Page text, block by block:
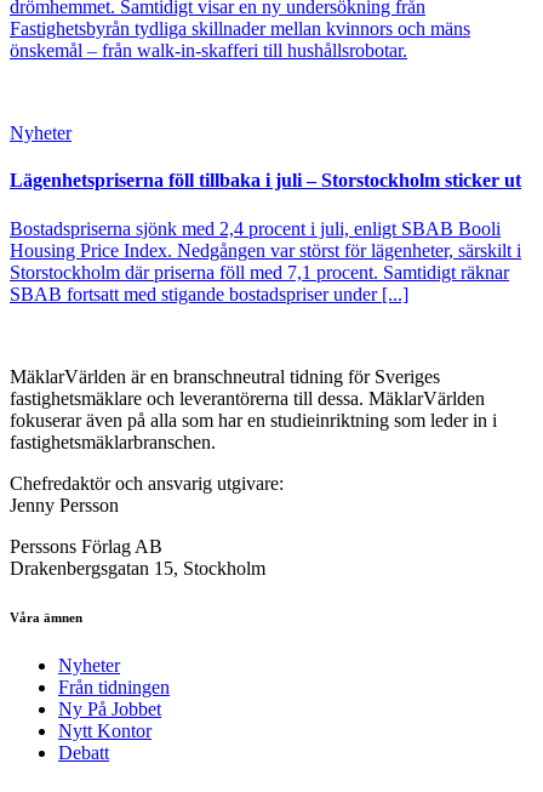
drömhemmet. Samtidigt visar en ny undersökning från
Fastighetsbyrån tydliga skillnader mellan kvinnors och mäns
önskemål – från walk-in-skafferi till hushållsrobotar.
Nyheter
Lägenhetspriserna föll tillbaka i juli – Storstockholm sticker ut
Bostadspriserna sjönk med 2,4 procent i juli, enligt SBAB Booli
Housing Price Index. Nedgången var störst för lägenheter, särskilt i
Storstockholm där priserna föll med 7,1 procent. Samtidigt räknar
SBAB fortsatt med stigande bostadspriser under [...]
MäklarVärlden är en branschneutral tidning för Sveriges
fastighetsmäklare och leverantörerna till dessa. MäklarVärlden
fokuserar även på alla som har en studieinriktning som leder in i
fastighetsmäklarbranschen.
Chefredaktör och ansvarig utgivare:
Jenny Persson
Perssons Förlag AB
Drakenbergsgatan 15, Stockholm
Våra ämnen
Nyheter
Från tidningen
Ny På Jobbet
Nytt Kontor
Debatt